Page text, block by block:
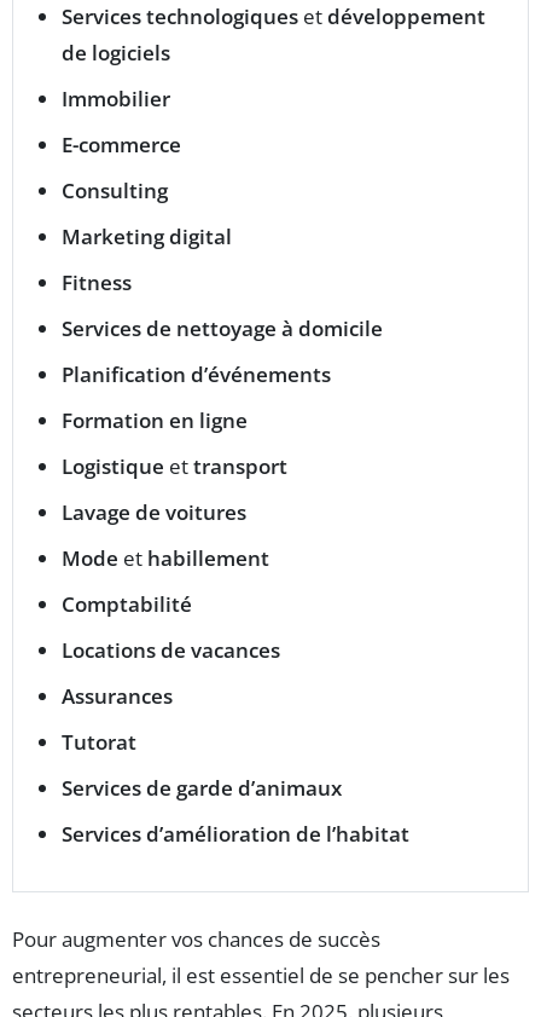
Services technologiques etdéveloppement
de logiciels
Immobilier
E-commerce
Consulting
Marketing digital
Fitness
Services de nettoyage à domicile
Planification d’événements
Formation en ligne
Logistique ettransport
Lavage de voitures
Mode et habillement
Comptabilité
Locations de vacances
Assurances
Tutorat
Services de garde d’animaux
Services d’amélioration de l’habitat
Pour augmenter vos chances de succès
entrepreneurial, il est essentiel de se pencher sur les
secteurs les plus rentables. En 2025, plusieurs